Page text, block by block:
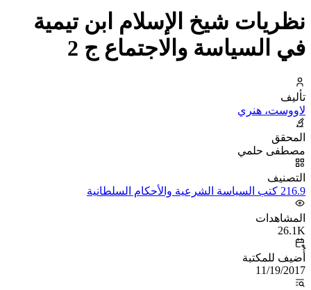
نظريات شيخ الإسلام ابن تيمية
في السياسة والاجتماع ج 2
تأليف
لاووست، هنري
المحقق
مصطفى حلمي
التصنيف
216.9 كتب السياسة الشرعية والأحكام السلطانية
المشاهدات
26.1K
أُضيف للمكتبة
11/19/2017